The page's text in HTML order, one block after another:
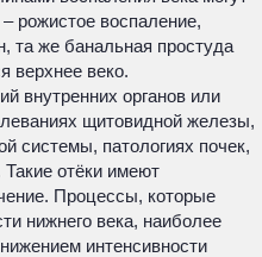
рожистое воспаление,
та же банальная простуда
верхнее веко.
внутренних органов или
щитовидной железы,
системы, патологиях почек,
Такие отёки имеют
Процессы, которые
нижнего века, наиболее
интенсивности